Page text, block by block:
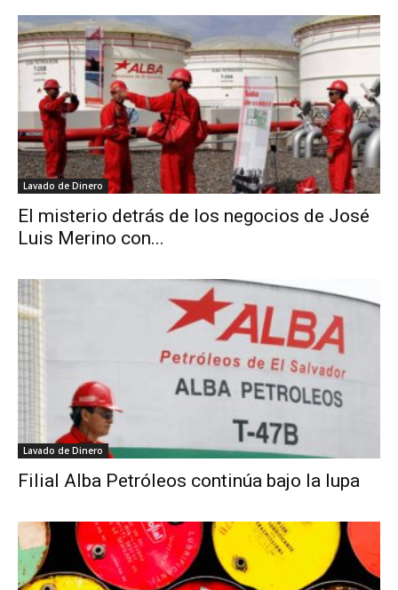
Lavado de Dinero
El misterio detrás de los negocios de José
Luis Merino con...
Lavado de Dinero
Filial Alba Petróleos continúa bajo la lupa